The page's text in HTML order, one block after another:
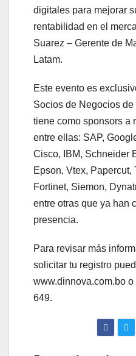
digitales para mejorar
rentabilidad en el
Suarez – Gerente de
Latam.
Este evento es
Socios de Negocios
tiene como sponsors a
entre ellas: SAP,
Cisco, IBM, Schneider
Epson, Vtex, Papercut,
Fortinet, Siemon,
entre otras que ya han
presencia.
Para revisar más
solicitar tu registro
www.dinnova.com.bo
649.